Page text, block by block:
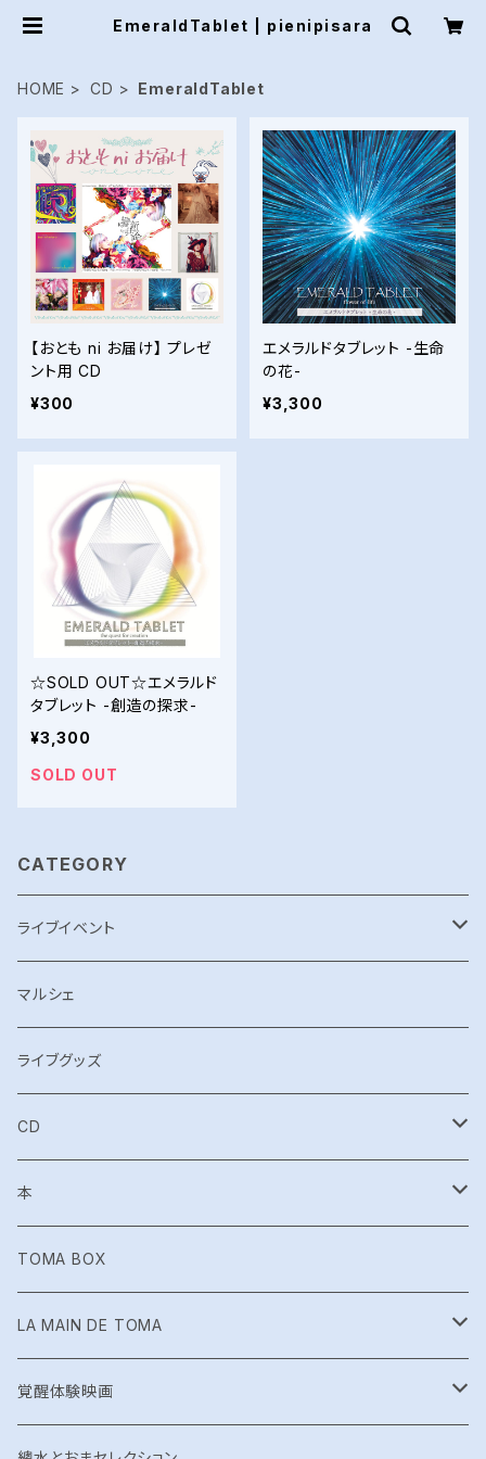
EmeraldTablet | pienipisara
HOME CD EmeraldTablet
【おとも ni お届け】 プレゼ
ント用 CD
¥300
エメラルドタブレット -生命
の花-
¥3,300
☆SOLD OUT☆エメラルド
タブレット -創造の探求-
¥3,300
SOLD OUT
CATEGORY
ライブイベント
WHITEBURN
TOMA Acoustic Live
EMERALD TABLET LIVE
神言 -kamigoto-
カミムスヒ
Try.Norn
shucca+
shucca+ Live「神意開華 」
マルシェ
ライブグッズ
CD
Shinshoku
超次元トリッパー☆イシュタール
EmeraldTablet
カミムスヒ
本
月刊とおま
絵本
TOMA BOX
LA MAIN DE TOMA
布ナプキン
覚醒体験映画